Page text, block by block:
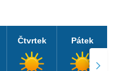
Čtvrtek Pátek